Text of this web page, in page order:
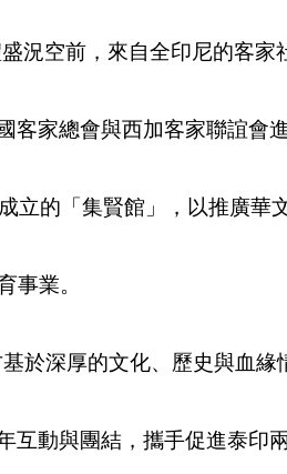
空前，來自全印尼的客家
家總會與西加客家聯誼會
的「集賢館」，以推廣華
事業。
深厚的文化、歷史與血緣
動與團結，攜手促進泰印